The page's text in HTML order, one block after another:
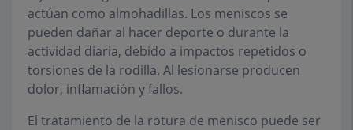
actúan como almohadillas. Los meniscos se
pueden dañar al hacer deporte o durante la
actividad diaria, debido a impactos repetidos o
torsiones de la rodilla. Al lesionarse producen
dolor, inflamación y fallos.
El tratamiento de la rotura de menisco puede ser